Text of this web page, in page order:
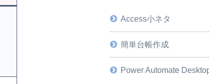
Access小ネタ
簡単台帳作成
Power Automate